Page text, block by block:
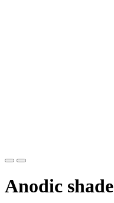
Anodic shade